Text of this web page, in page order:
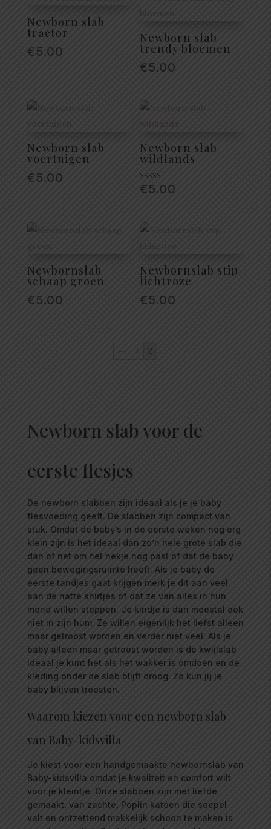
Newborn slab
tractor
€5.00
Newborn slab
trendy bloemen
€5.00
Newborn slab
voertuigen
€5.00
Newborn slab
wildlands
Gewaardeerd
5.00
€5.00
Newbornslab
schaap groen
€5.00
Newbornslab stip
lichtroze
€5.00
← 1 2
Newborn slab voor de
eerste flesjes
De newborn slabben zijn ideaal als je je baby
flesvoeding geeft. De slabben zijn compact van
stuk. Omdat de baby’s in de eerste weken nog erg
klein zijn is het ideaal dan zo’n hele grote slab die
dan of net om het nekje nog past of dat de baby
geen bewegingsruimte heeft. Als je baby de
eerste tandjes gaat krijgen merk je dit aan veel
aan de natte shirtjes of dat ze van alles in hun
mond willen stoppen. Je kindje is dan meestal ook
niet in zijn hum. Ze willen eigenlijk het liefst alleen
maar getroost worden en verder niet veel. Als je
baby alleen maar getroost worden is de kwijlslab
ideaal je kunt het als het wakker is omdoen en de
kleding onder de slab blijft droog. Zo kun jij je
baby blijven troosten.
Waarom kiezen voor een newborn slab
van Baby-kidsvilla
Je kiest voor een handgemaakte newbornslab van
Baby-kidsvilla omdat je kwaliteit en comfort wilt
voor je kleintje. Onze slabben zijn met liefde
gemaakt, van zachte, Poplin katoen die soepel
valt en ontzettend makkelijk schoon te maken is